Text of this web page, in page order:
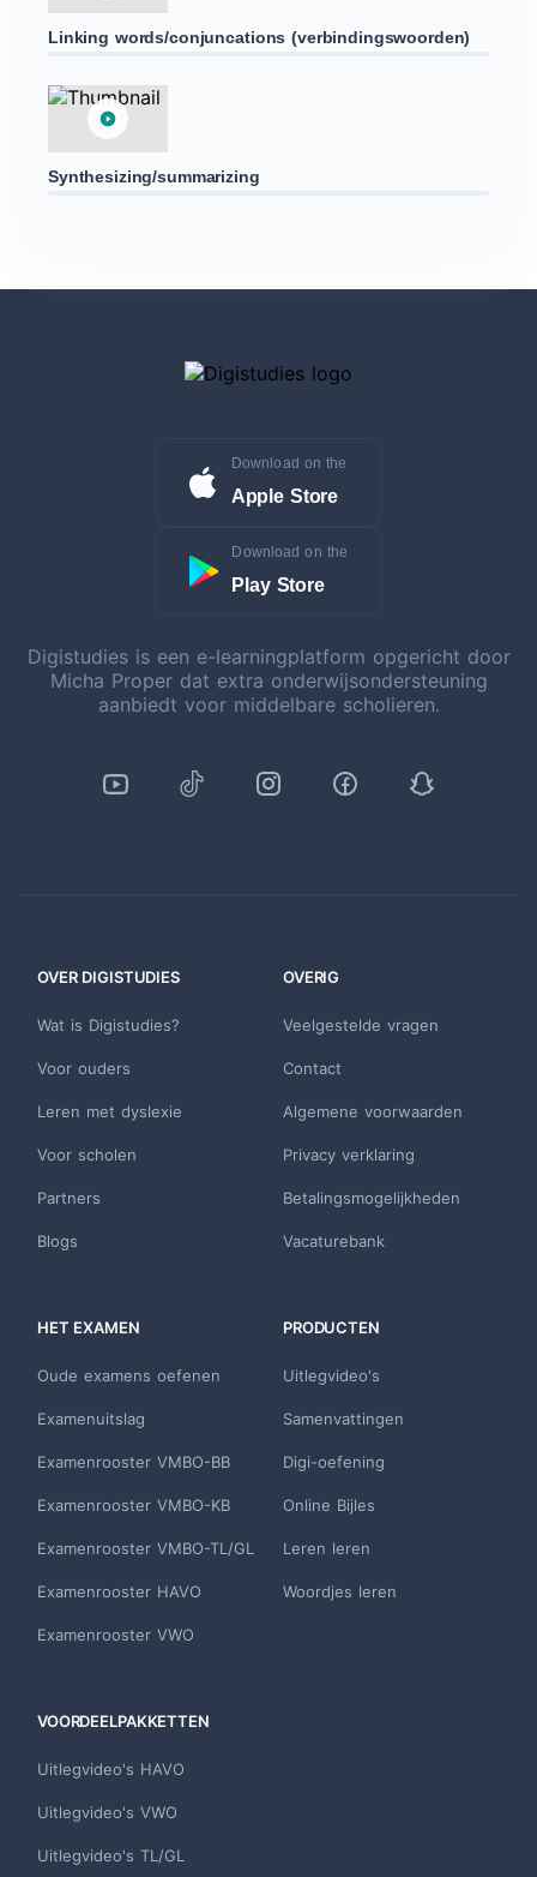
Linking words/conjuncations (verbindingswoorden)
Synthesizing/summarizing
Download on the
Apple Store
Download on the
Play Store
Digistudies is een e-learningplatform opgericht door
Micha Proper dat extra onderwijsondersteuning
aanbiedt voor middelbare scholieren.
OVER DIGISTUDIES
Wat is Digistudies?
Voor ouders
Leren met dyslexie
Voor scholen
Partners
Blogs
OVERIG
Veelgestelde vragen
Contact
Algemene voorwaarden
Privacy verklaring
Betalingsmogelijkheden
Vacaturebank
HET EXAMEN
Oude examens oefenen
Examenuitslag
Examenrooster VMBO-BB
Examenrooster VMBO-KB
Examenrooster VMBO-TL/GL
Examenrooster HAVO
Examenrooster VWO
PRODUCTEN
Uitlegvideo's
Samenvattingen
Digi-oefening
Online Bijles
Leren leren
Woordjes leren
VOORDEELPAKKETTEN
Uitlegvideo's HAVO
Uitlegvideo's VWO
Uitlegvideo's TL/GL